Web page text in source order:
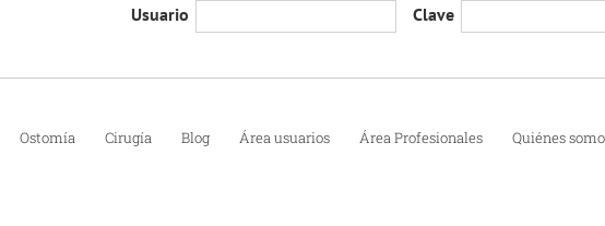
Usuario Clave
Ostomía Cirugía Blog Área usuarios Área Profesionales Quiénes